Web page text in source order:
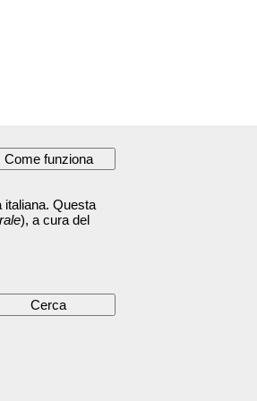
italiana. Questa
), a cura del